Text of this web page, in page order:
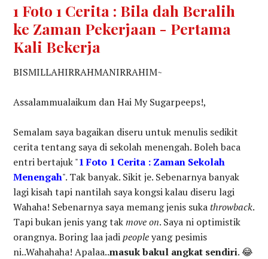
1 Foto 1 Cerita : Bila dah Beralih
ke Zaman Pekerjaan - Pertama
Kali Bekerja
BISMILLAHIRRAHMANIRRAHIM~
Assalammualaikum dan Hai My Sugarpeeps!,
Semalam saya bagaikan diseru untuk menulis sedikit
cerita tentang saya di sekolah menengah. Boleh baca
entri bertajuk "1 Foto 1 Cerita : Zaman Sekolah
Menengah". Tak banyak. Sikit je. Sebenarnya banyak
lagi kisah tapi nantilah saya kongsi kalau diseru lagi
Wahaha! Sebenarnya saya memang jenis sukathrowback.
Tapi bukan jenis yang takmove on. Saya ni optimistik
orangnya. Boring laa jadipeopleyang pesimis
ni..Wahahaha! Apalaa..masuk bakul angkat sendiri. 😂